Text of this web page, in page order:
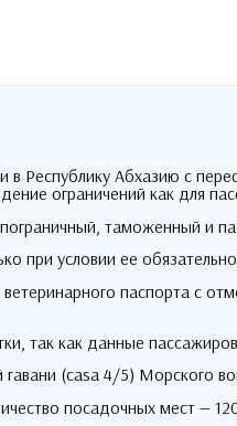
Республику Абхазию с
ограничений как для
таможенный и
при условии ее
паспорта с
так как данные
(casa 4/5) Морского
посадочных мест —